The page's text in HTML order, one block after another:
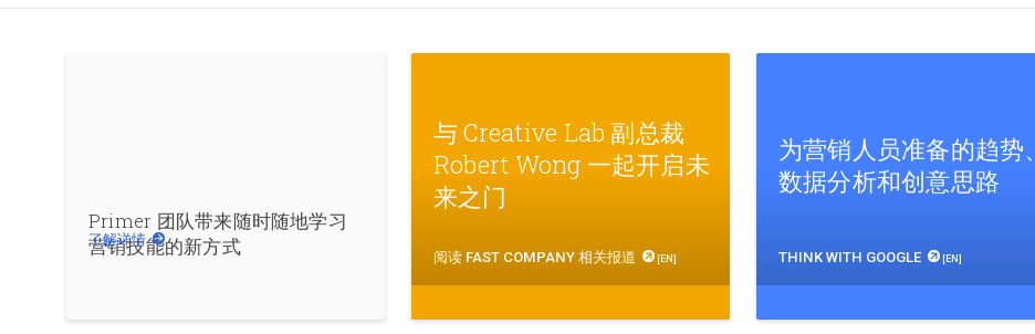
Primer 团队带来随时随地学习
营销技能的新方式
了解详情
与 Creative Lab 副总裁
Robert Wong 一起开启未
来之门
阅读 FAST COMPANY 相关报道 [EN]
为营销人员准备的趋势、
数据分析和创意思路
THINK WITH GOOGLE [EN]